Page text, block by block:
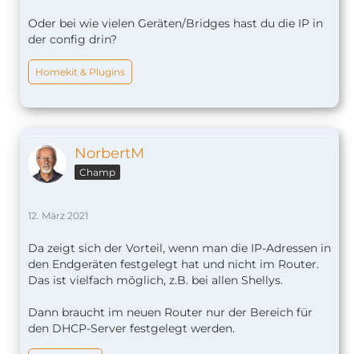
Oder bei wie vielen Geräten/Bridges hast du die IP in
der config drin?
Homekit & Plugins
NorbertM
Champ
12. März 2021
Da zeigt sich der Vorteil, wenn man die IP-Adressen in
den Endgeräten festgelegt hat und nicht im Router.
Das ist vielfach möglich, z.B. bei allen Shellys.
Dann braucht im neuen Router nur der Bereich für
den DHCP-Server festgelegt werden.